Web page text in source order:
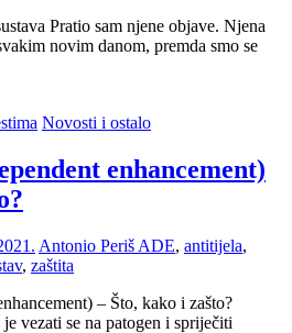
Pratio sam njene objave. Njena
novim danom, premda smo se
Novosti i ostalo
enhancement)
Antonio Periš ADE, antitijela,
, zaštita
– Što, kako i zašto?
vezati se na patogen i spriječiti